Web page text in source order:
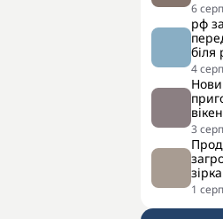
6
рф
біля
4
3
1